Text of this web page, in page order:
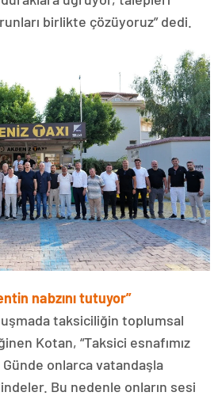
birlikte çözüyoruz” dedi.
nabzını tutuyor”
taksiciliğin toplumsal
Kotan, “Taksici esnafımız
Günde onlarca vatandaşla
Bu nedenle onların sesi